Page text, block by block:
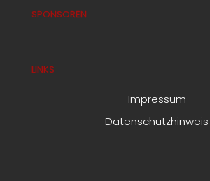
SPONSOREN
LINKS
Impressum
Datenschutzhinweis